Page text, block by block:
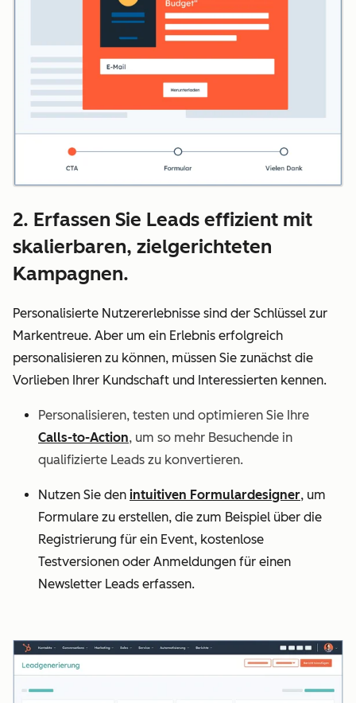
2. Erfassen Sie Leads effizient mit
skalierbaren, zielgerichteten
Kampagnen.
Personalisierte Nutzererlebnisse sind der Schlüssel zur
Markentreue. Aber um ein Erlebnis erfolgreich
personalisieren zu können, müssen Sie zunächst die
Vorlieben Ihrer Kundschaft und Interessierten kennen.
Personalisieren, testen und optimieren Sie Ihre
Calls-to-Action, um so mehr Besuchende in
qualifizierte Leads zu konvertieren.
Nutzen Sie den intuitiven Formulardesigner, um
Formulare zu erstellen, die zum Beispiel über die
Registrierung für ein Event, kostenlose
Testversionen oder Anmeldungen für einen
Newsletter Leads erfassen.